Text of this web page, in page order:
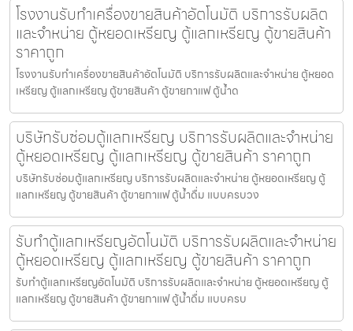
โรงงานรับทำเครื่องขายสินค้า​อัตโนมัติ บริการรับผลิต
และจำหน่าย ตู้หยอดเหรียญ ตู้แลกเหรียญ ตู้ขายสินค้า
ราคาถูก
โรงงานรับทำเครื่องขายสินค้า​อัตโนมัติ บริการรับผลิตและจำหน่าย ตู้หยอด
เหรียญ ตู้แลกเหรียญ ตู้ขายสินค้า ตู้ขายกาแฟ ตู้น้ำด
บริษัทรับซ่อมตู้แลกเหรียญ บริการรับผลิตและจำหน่าย
ตู้หยอดเหรียญ ตู้แลกเหรียญ ตู้ขายสินค้า ราคาถูก
บริษัทรับซ่อมตู้แลกเหรียญ บริการรับผลิตและจำหน่าย ตู้หยอดเหรียญ ตู้
แลกเหรียญ ตู้ขายสินค้า ตู้ขายกาแฟ ตู้น้ำดื่ม แบบครบวง
รับทำตู้แลกเหรียญ​อัตโนมัติ บริการรับผลิตและจำหน่าย
ตู้หยอดเหรียญ ตู้แลกเหรียญ ตู้ขายสินค้า ราคาถูก
รับทำตู้แลกเหรียญ​อัตโนมัติ บริการรับผลิตและจำหน่าย ตู้หยอดเหรียญ ตู้
แลกเหรียญ ตู้ขายสินค้า ตู้ขายกาแฟ ตู้น้ำดื่ม แบบครบ